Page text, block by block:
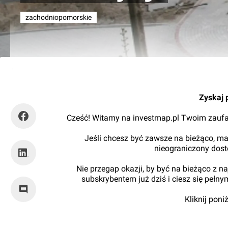
zachodniopomorskie
Zyskaj
Cześć! Witamy na investmap.pl Twoim
Jeśli chcesz być zawsze na bieżąco,
nieograniczony
Nie przegap okazji, by być na bieżąco z
subskrybentem już dziś i ciesz się
Kliknij